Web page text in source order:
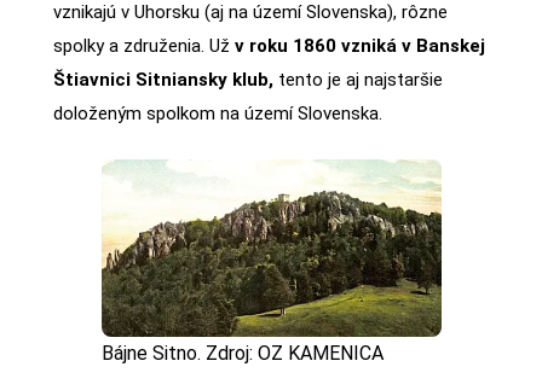
vznikajú v Uhorsku (aj na území Slovenska), rôzne
spolky a združenia. Už v roku 1860 vzniká v Banskej
Štiavnici Sitniansky klub,tento je aj najstaršie
doloženým spolkom na území Slovenska.
Bájne Sitno. Zdroj: OZ KAMENICA